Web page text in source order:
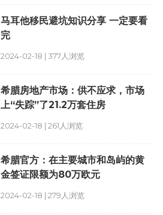
2024-02-18 | 377人浏览
马耳他移民避坑知识分享 一定要看
完
2024-02-18 | 261人浏览
希腊房地产市场：供不应求，市场
上“失踪”了21.2万套住房
2024-02-18 | 279人浏览
希腊官方：在主要城市和岛屿的黄
金签证限额为80万欧元